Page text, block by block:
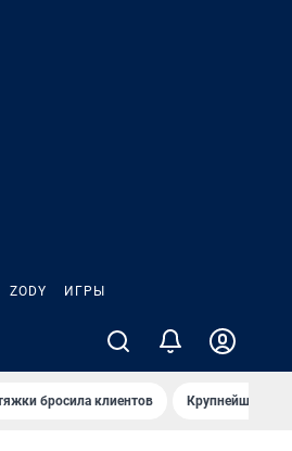
ZODY ИГРЫ
бросила клиентов Крупнейшие